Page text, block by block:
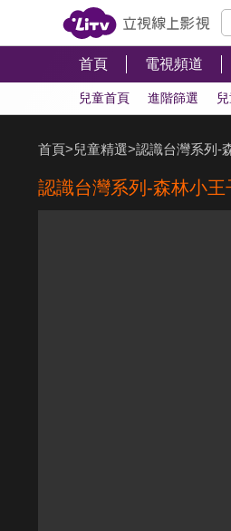
首頁 電視頻道
兒童首頁 進階篩選
首頁>兒童精選>認識台灣系列-
認識台灣系列-森林小王